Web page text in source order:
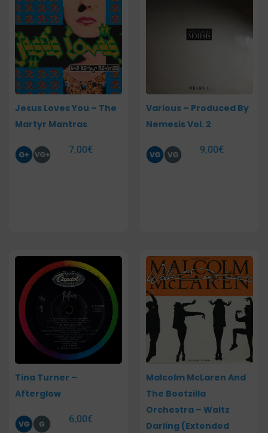
Jesus Loves You – The
Martyr Mantras
7,00€
Various – Produced By
Nemesis Vol. 2
9,00€
Tina Turner –
Afterglow
6,00€
Malcolm McLaren And
The Bootzilla
Orchestra – Waltz
Darling (Extended